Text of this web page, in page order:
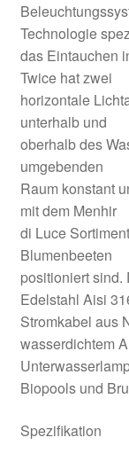
Technologie
das Eintauchen
Twice hat zwei
horizontale
unterhalb und
oberhalb des
umgebenden
Raum konstant
mit dem Menhir
di Luce
Blumenbeeten
positioniert sind.
Edelstahl Aisi
Stromkabel aus
wasserdichtem
Biopools und
Spezifikation